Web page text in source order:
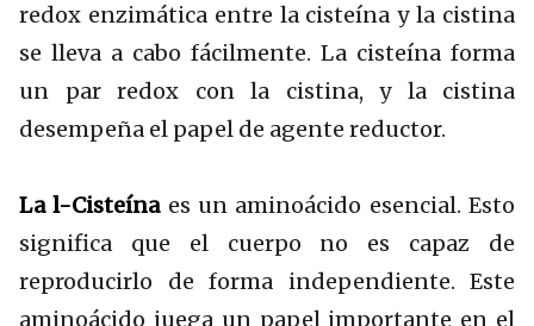
redox enzimática entre la cisteína y la cistina
se lleva a cabo fácilmente. La cisteína forma
un par redox con la cistina, y la cistina
desempeña el papel de agente reductor.
La l-Cisteínaes un aminoácido esencial. Esto
significa que el cuerpo no es capaz de
reproducirlo de forma independiente. Este
aminoácido juega un papel importante en el